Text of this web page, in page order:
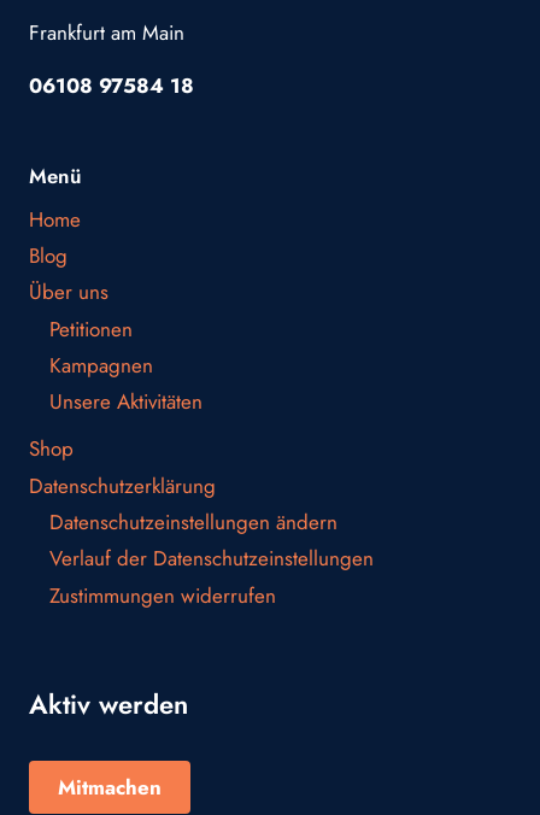
Frankfurt am Main
06108 97584 18
Menü
Home
Blog
Über uns
Petitionen
Kampagnen
Unsere Aktivitäten
Shop
Datenschutzerklärung
Datenschutzeinstellungen ändern
Verlauf der Datenschutzeinstellungen
Zustimmungen widerrufen
Aktiv werden
Mitmachen